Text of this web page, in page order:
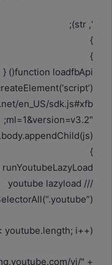
‘, str);
}
}
function loadfbApi() {
en_US/sdk.js#xfb
ml=1&version=v3.2″;
}
{
/// youtube lazyload
i++) {
vi/" +